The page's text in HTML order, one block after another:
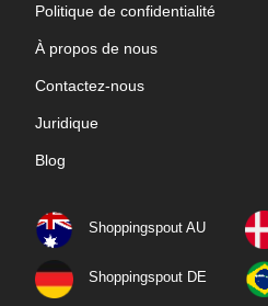
Politique de confidentialité
À propos de nous
Contactez-nous
Juridique
Blog
Shoppingspout AU
Shoppingspout DE